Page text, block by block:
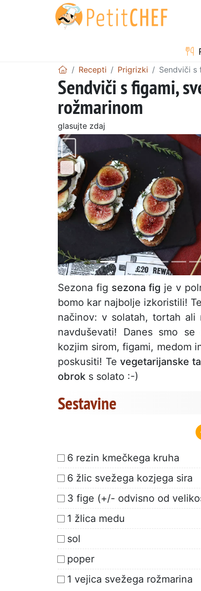
Recepti Prigrizki Sendviči s
Sendviči s figami,
rožmarinom
glasujte zdaj
Prejšnji
Sezona fig sezona fig je v
bomo kar najbolje izkoristili!
načinov: v solatah, tortah
navduševati! Danes smo
kozjim sirom, figami, medom
poskusiti! Tevegetarijanske
obrok s solato :-)
Sestavine
6 rezin kmečkega kruha
6 žlic svežega kozjega sira
3 fige (+/- odvisno od
1 žlica medu
sol
poper
1 vejica svežega rožmarina